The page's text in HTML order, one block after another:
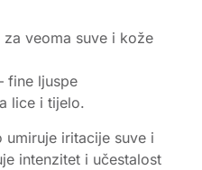
veoma suve i kože
fine ljuspe
lice i tijelo.
umiruje iritacije suve i
intenzitet i učestalost